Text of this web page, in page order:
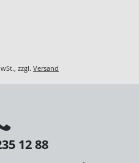
zzgl. Versand
12 88